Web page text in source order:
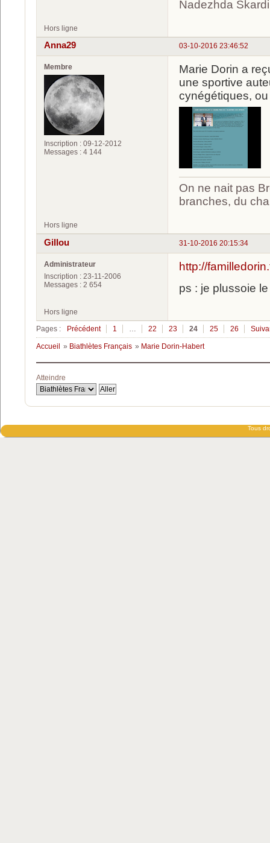
Nadezhda
Hors ligne
03-10-2016 23:46:52
Anna29
Membre
Inscription : 09-12-2012
Messages : 4 144
Marie Dorin a
une sportive
cynégétiques,
On ne nait pas
branches, du
Hors ligne
31-10-2016 20:15:34
Gillou
Administrateur
Inscription : 23-11-2006
Messages : 2 654
http://
ps : je plussoie
Hors ligne
Pages :
Précédent 1 22 23 24 25 26
Accueil » Biathlètes Français » Marie Dorin-Habert
Atteindre
Tous